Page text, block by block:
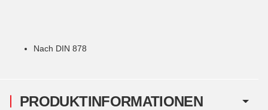
PRODUKTINFORMATIONEN
Nach DIN 878